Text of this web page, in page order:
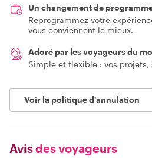
Un changement de
Reprogrammez votre
vous conviennent le mieux.
Adoré par les voyageurs du
Simple et flexible : vos projets,
Voir la politique d'annulation
Avisdes voyageurs